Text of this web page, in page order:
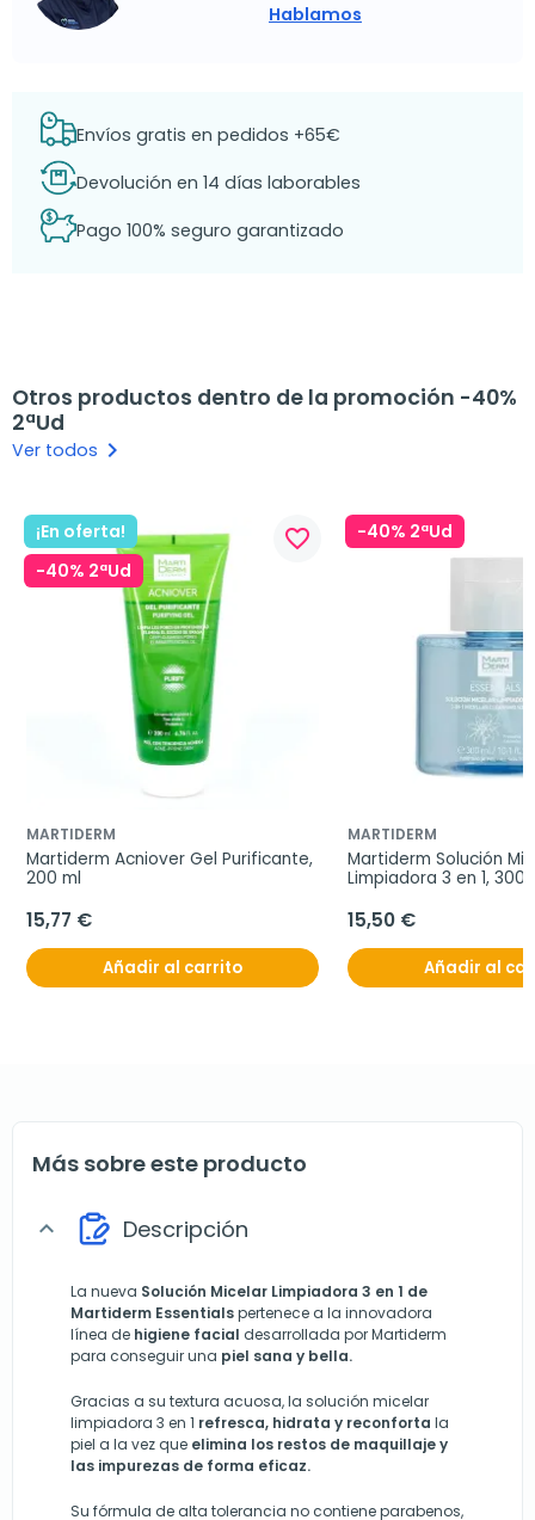
Hablamos
Envíos gratis en pedidos +65€
Devolución en 14 días laborables
Pago 100% seguro garantizado
Otros productos dentro de la promoción -40%
2ªUd
Ver todos keyboard_arrow_right
¡En oferta!
-40% 2ªUd
favorite_border
MARTIDERM
Martiderm Acniover Gel Purificante,
200 ml
15,77 €
Añadir al carrito
-40% 2ªUd
MARTIDERM
Martiderm Solución
Limpiadora 3 en 1, 300
15,50 €
Añadir al
Más sobre este producto
expand_more Descripción
La nueva Solución Micelar Limpiadora 3 en 1 de
Martiderm Essentialspertenece a la innovadora
línea de higiene facial desarrollada por Martiderm
para conseguir una piel sana y bella.
Gracias a su textura acuosa, la solución micelar
limpiadora 3 en 1 refresca, hidrata y reconforta la
piel a la vez que elimina los restos de maquillaje y
las impurezas de forma eficaz.
Su fórmula de alta tolerancia no contiene parabenos,